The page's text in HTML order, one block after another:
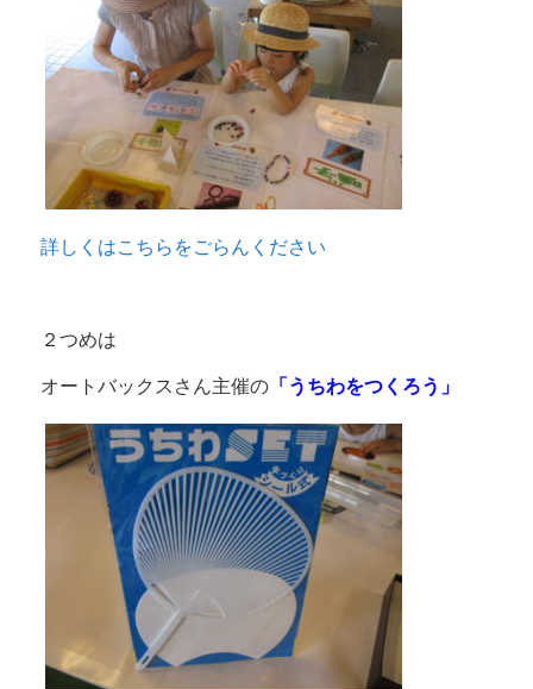
詳しくはこちらをごらんください
２つめは
オートバックスさん主催の 「うちわをつくろう」